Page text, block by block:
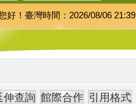
好！臺灣時間：2026/08/06 21:39